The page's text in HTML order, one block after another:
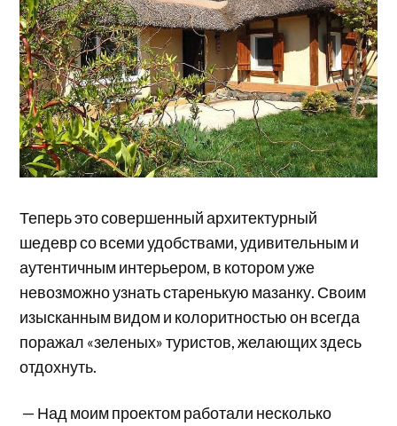
Теперь это совершенный архитектурный
шедевр со всеми удобствами, удивительным и
аутентичным интерьером, в котором уже
невозможно узнать старенькую мазанку. Своим
изысканным видом и колоритностью он всегда
поражал «зеленых» туристов, желающих здесь
отдохнуть.
— Над моим проектом работали несколько